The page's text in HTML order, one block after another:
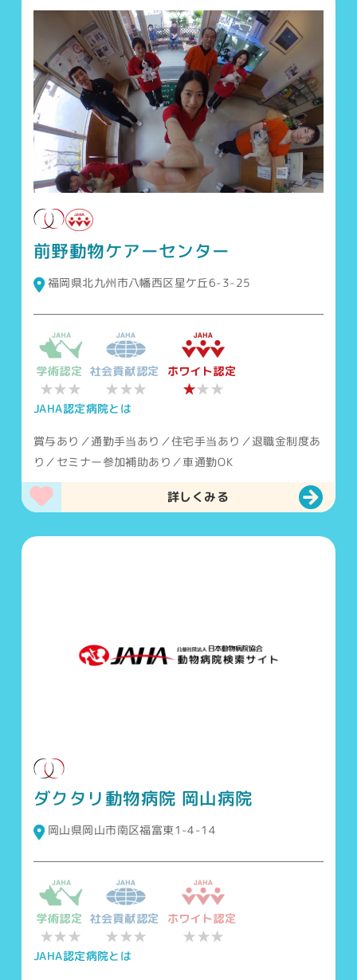
前野動物ケアーセンター
福岡県北九州市八幡西区星ケ丘6-3-25
学術認定
★★★
社会貢献認定
★★★
ホワイト認定
★★★
JAHA認定病院とは
賞与あり／通勤手当あり／住宅手当あり／退職金制度あ
り／セミナー参加補助あり／車通勤OK
詳しくみる
ダクタリ動物病院 岡山病院
岡山県岡山市南区福富東1-4-14
学術認定
★★★
社会貢献認定
★★★
ホワイト認定
★★★
JAHA認定病院とは